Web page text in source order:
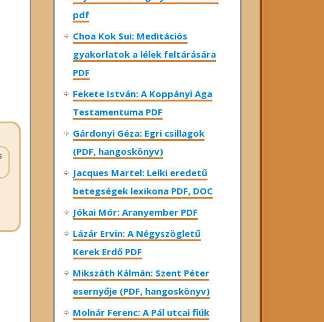
pdf
Choa Kok Sui: Meditációs
gyakorlatok a lélek feltárására
PDF
Fekete István: A Koppányi Aga
Testamentuma PDF
Gárdonyi Géza: Egri csillagok
(PDF, hangoskönyv)
Jacques Martel: Lelki eredetű
betegségek lexikona PDF, DOC
Jókai Mór: Aranyember PDF
Lázár Ervin: A Négyszögletű
Kerek Erdő PDF
Mikszáth Kálmán: Szent Péter
esernyője (PDF, hangoskönyv)
Molnár Ferenc: A Pál utcai fiúk